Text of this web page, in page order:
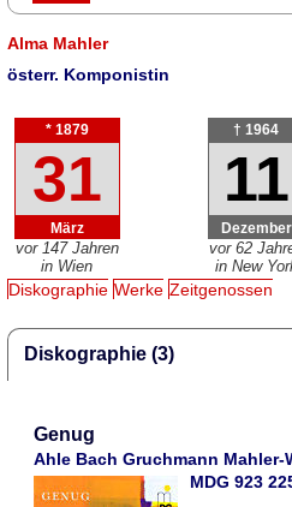
Alma Mahler
österr. Komponistin
* 1879
31
März
vor 147 Jahren
in Wien
† 1964
11
Dezember
vor 62
in New
Diskographie Werke Zeitgenossen
Diskographie (3)
Genug
Ahle Bach Gruchmann Mahler-
MDG 923